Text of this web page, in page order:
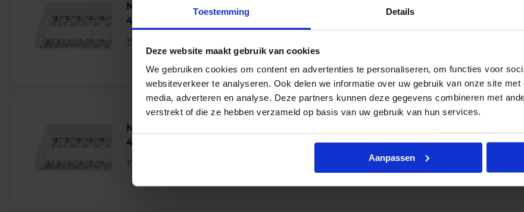
Toestemming Details
Deze website maakt gebruik van cookies
We gebruiken cookies om content en advertenties te personaliseren, om functies voor
websiteverkeer te analyseren. Ook delen we informatie over uw gebruik van onze site
media, adverteren en analyse. Deze partners kunnen deze gegevens combineren met
verstrekt of die ze hebben verzameld op basis van uw gebruik van hun services.
Aanpassen
Norton NTP-XM LED paneel opbouw 37W
4500lm 3000K 1204x304mm
139,66 -
Norton NTP-XM LED paneel opbouw 37W
4700lm 4000K 1204x304mm
€139,66 excl. btw
€168,99 incl.btw -